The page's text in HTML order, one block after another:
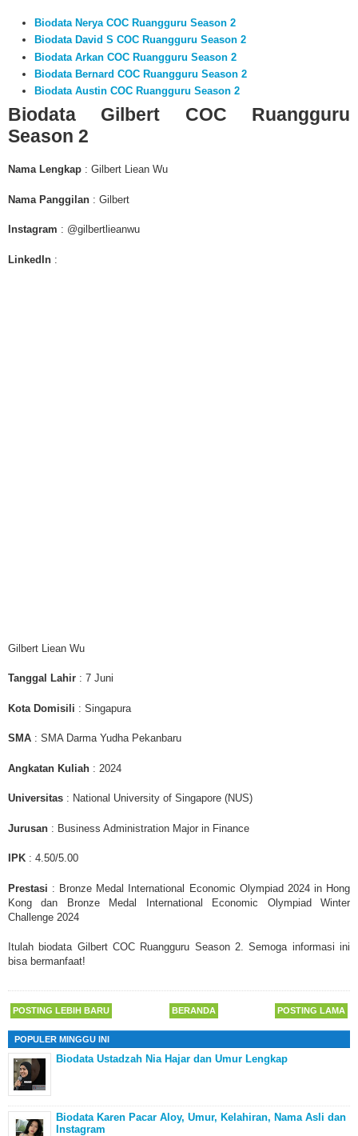
Biodata Nerya COC Ruangguru Season 2
Biodata David S COC Ruangguru Season 2
Biodata Arkan COC Ruangguru Season 2
Biodata Bernard COC Ruangguru Season 2
Biodata Austin COC Ruangguru Season 2
Biodata Gilbert COC Ruangguru
Season 2
Nama Lengkap : Gilbert Liean Wu
Nama Panggilan : Gilbert
Instagram : @gilbertlieanwu
LinkedIn :
Gilbert Liean Wu
Tanggal Lahir : 7 Juni
Kota Domisili : Singapura
SMA : SMA Darma Yudha Pekanbaru
Angkatan Kuliah : 2024
Universitas : National University of Singapore (NUS)
Jurusan : Business Administration Major in Finance
IPK : 4.50/5.00
Prestasi : Bronze Medal International Economic Olympiad 2024 in Hong
Kong dan Bronze Medal International Economic Olympiad Winter
Challenge 2024
Itulah biodata Gilbert COC Ruangguru Season 2. Semoga informasi ini
bisa bermanfaat!
POSTING LEBIH BARU POSTING LAMA
BERANDA
POPULER MINGGU INI
Biodata Ustadzah Nia Hajar dan Umur Lengkap
Biodata Karen Pacar Aloy, Umur, Kelahiran, Nama Asli dan
Instagram